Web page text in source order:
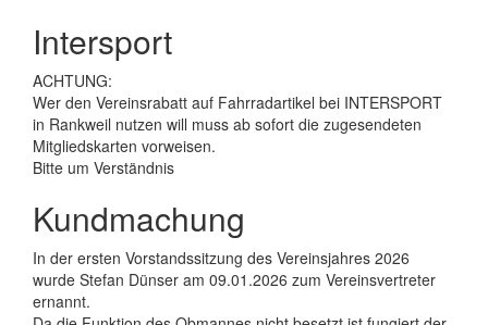
Intersport
ACHTUNG:
Wer den Vereinsrabatt auf Fahrradartikel bei INTERSPORT
in Rankweil nutzen will muss ab sofort die zugesendeten
Mitgliedskarten vorweisen.
Bitte um Verständnis
Kundmachung
In der ersten Vorstandssitzung des Vereinsjahres 2026
wurde Stefan Dünser am 09.01.2026 zum Vereinsvertreter
ernannt.